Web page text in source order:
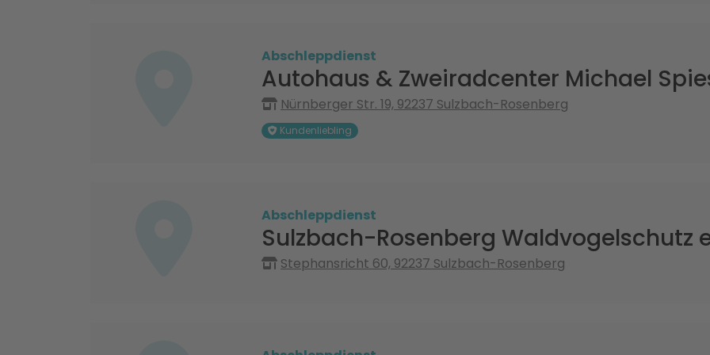
Abschleppdienst
Autohaus & Zweiradcenter Michael
Nürnberger Str. 19, 92237 Sulzbach-Rosenberg
Kundenliebling
Abschleppdienst
Sulzbach-Rosenberg Waldvogelschutz
Stephansricht 60, 92237 Sulzbach-Rosenberg